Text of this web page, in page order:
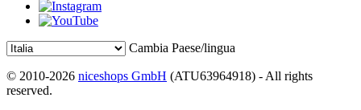
Cambia Paese/lingua
© 2010-2026 niceshops GmbH (ATU63964918) - All rights
reserved.